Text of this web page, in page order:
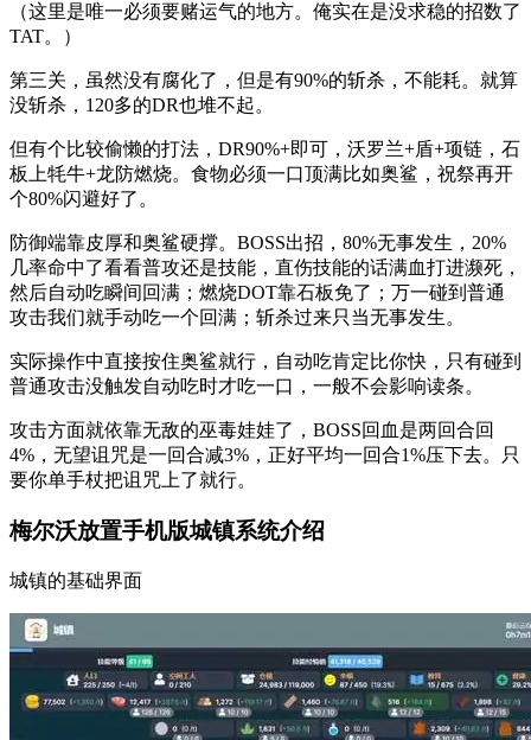
（这里是唯一必须要赌运气的地方。俺实在是没求稳的招数了
TAT。）
第三关，虽然没有腐化了，但是有90%的斩杀，不能耗。就算
没斩杀，120多的DR也堆不起。
但有个比较偷懒的打法，DR90%+即可，沃罗兰+盾+项链，石
板上牦牛+龙防燃烧。食物必须一口顶满比如奥鲨，祝祭再开
个80%闪避好了。
防御端靠皮厚和奥鲨硬撑。BOSS出招，80%无事发生，20%
几率命中了看看普攻还是技能，直伤技能的话满血打进濒死，
然后自动吃瞬间回满；燃烧DOT靠石板免了；万一碰到普通
攻击我们就手动吃一个回满；斩杀过来只当无事发生。
实际操作中直接按住奥鲨就行，自动吃肯定比你快，只有碰到
普通攻击没触发自动吃时才吃一口，一般不会影响读条。
攻击方面就依靠无敌的巫毒娃娃了，BOSS回血是两回合回
4%，无望诅咒是一回合减3%，正好平均一回合1%压下去。只
要你单手杖把诅咒上了就行。
梅尔沃放置手机版城镇系统介绍
城镇的基础界面